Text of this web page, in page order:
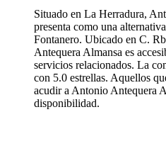
Situado en La Herradura,
presenta como una
Fontanero. Ubicado en C.
Antequera Almansa es
servicios relacionados. La
con 5.0 estrellas. Aquellos
acudir a Antonio Antequera
disponibilidad.